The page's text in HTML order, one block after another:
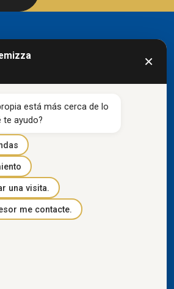
en el desarrollo de
destacan por su diseño
de primera línea.
Guayas, Ecuador
×
está más cerca de lo
te ayudo?
una visita.
me contacte.